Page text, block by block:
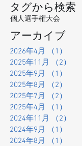
タグから検索
個人選手権大会
アーカイブ
2026年4月 （1）
2025年11月
（2）
2025年9月
（1）
2025年8月
（2）
2025年7月
（2）
2025年4月
（1）
2024年11月
（2）
2024年9月
（1）
2024年8月
（1）